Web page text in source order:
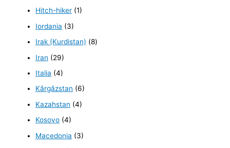
Hitch-hiker (1)
Iordania (3)
Irak (Kurdistan) (8)
Iran (29)
Italia (4)
Kârgâzstan (6)
Kazahstan (4)
Kosovo (4)
Macedonia (3)